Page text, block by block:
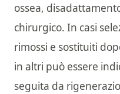
ossea,
chirurgico. In casi
rimossi e sostituiti
in altri può essere
seguita da